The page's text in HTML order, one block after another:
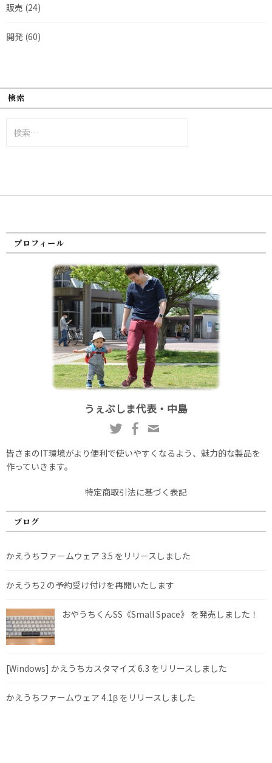
販売 (24)
開発 (60)
検索
索:
プロフィール
うぇぶしま代表・中島
皆さまのIT環境がより便利で使いやすくなるよう、魅力的な製品を
作っていきます。
特定商取引法に基づく表記
ブログ
かえうちファームウェア 3.5 をリリースしました
かえうち2 の予約受け付けを再開いたします
おやうちくんSS《Small Space》 を発売しました！
[Windows] かえうちカスタマイズ 6.3 をリリースしました
かえうちファームウェア 4.1β をリリースしました